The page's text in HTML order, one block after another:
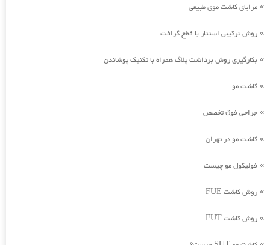
» مزایای کاشت موی طبیعی
» روش ترکیبی استتار با قطع گرافت
» بکارگیری روش برداشت پلاگ همراه با تکنیک پوشاندن
» کاشت مو
» جراحی فوق تخصص
» کاشت مو در تهران
» فولیکول مو چیست
» روش کاشت FUE
» روش کاشت FUT